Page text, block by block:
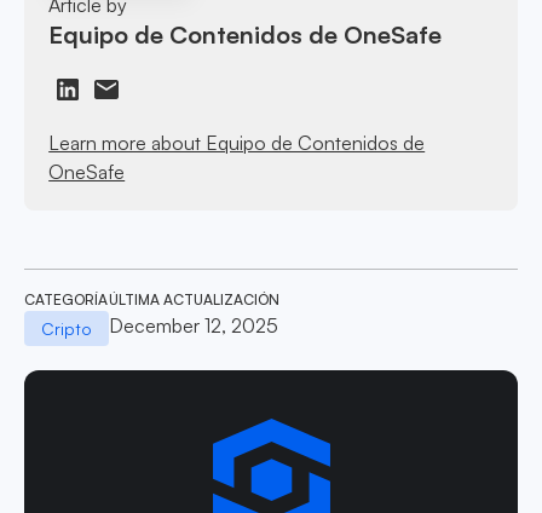
Equipo de Contenidos de OneSafe
Learn more about Equipo de Contenidos de
OneSafe
CATEGORÍA
Cripto
ÚLTIMA ACTUALIZACIÓN
December 12, 2025